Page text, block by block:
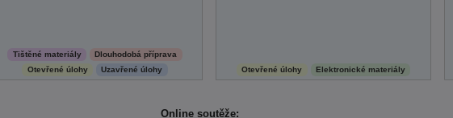
Tištěné materiály
Dlouhodobá příprava
Otevřené úlohy
Uzavřené úlohy Otevřené úlohy Elektronické materiály
Online soutěže: